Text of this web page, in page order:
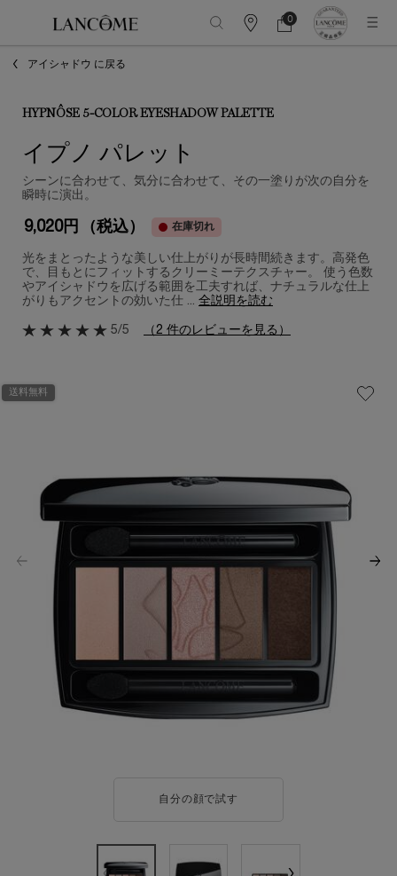
カ
報
カ
ー
0
0 カート内の製品
アイシャドウ に戻る
HYPNÔSE 5-COLOR EYESHADOW PALETTE
イプノ パレット
シーンに合わせて、気分に合わせて、その一塗りが次の自分を
瞬時に演出。
9,020円 （税込） 在庫切れ
光をまとったような美しい仕上がりが長時間続きます。高発色
で、目もとにフィットするクリーミーテクスチャー。 使う色数
やアイシャドウを広げる範囲を工夫すれば、ナチュラルな仕上
がりもアクセントの効いた仕 ... 全説明を読む
5/5 （2 件のレビューを見る）
送料無料
自分の顔で試す